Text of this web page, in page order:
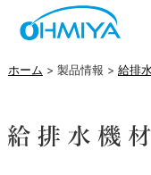
ホーム > 製品情報 > 給排